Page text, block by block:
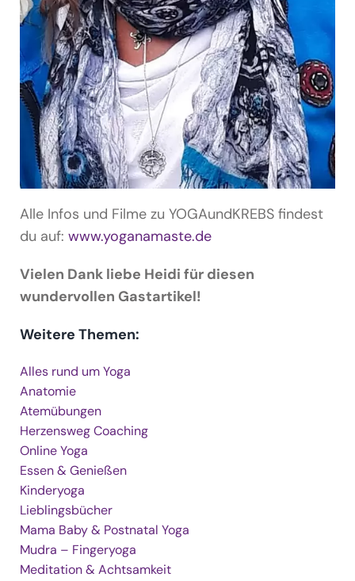
Alle Infos und Filme zu YOGAundKREBS findest
du auf: www.yoganamaste.de
Vielen Dank liebe Heidi für diesen
wundervollen Gastartikel!
Weitere Themen:
Alles rund um Yoga
Anatomie
Atemübungen
Herzensweg Coaching
Online Yoga
Essen & Genießen
Kinderyoga
Lieblingsbücher
Mama Baby & Postnatal Yoga
Mudra – Fingeryoga
Meditation & Achtsamkeit